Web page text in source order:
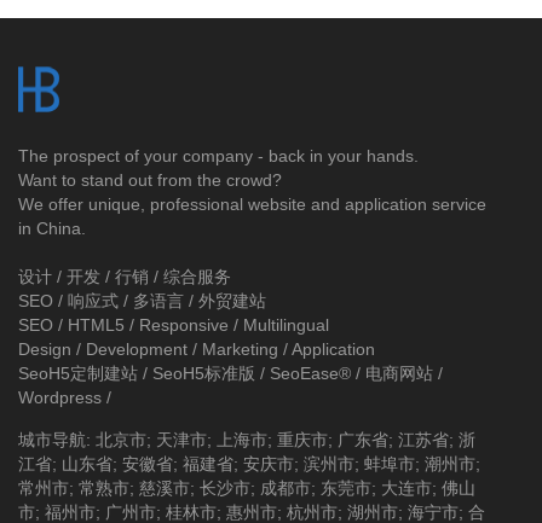
The prospect of your company - back in your hands.
Want to stand out from the crowd?
We offer unique, professional website and application service
in China.
设计 / 开发 / 行销 / 综合服务
SEO / 响应式 / 多语言 / 外贸建站
SEO / HTML5 / Responsive / Multilingual
Design / Development / Marketing / Application
SeoH5定制建站 / SeoH5标准版 / SeoEase® / 电商网站 /
Wordpress /
城市导航: 北京市; 天津市; 上海市; 重庆市; 广东省; 江苏省; 浙
江省; 山东省; 安徽省; 福建省; 安庆市; 滨州市; 蚌埠市; 潮州市;
常州市; 常熟市; 慈溪市; 长沙市; 成都市; 东莞市; 大连市; 佛山
市; 福州市; 广州市; 桂林市; 惠州市; 杭州市; 湖州市; 海宁市; 合